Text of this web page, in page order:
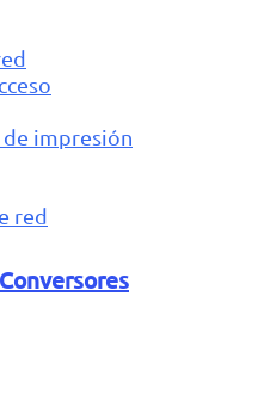
impresión
red